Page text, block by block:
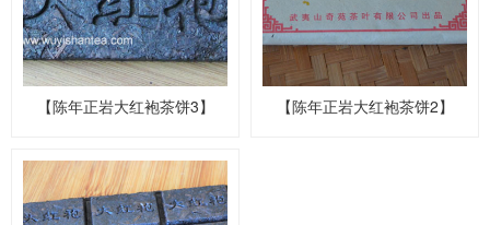
【陈年正岩大红袍茶饼3】 【陈年正岩大红袍茶饼2】